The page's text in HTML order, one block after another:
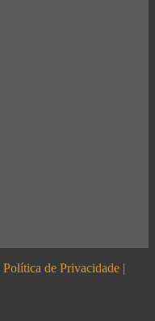
Política de Privacidade |